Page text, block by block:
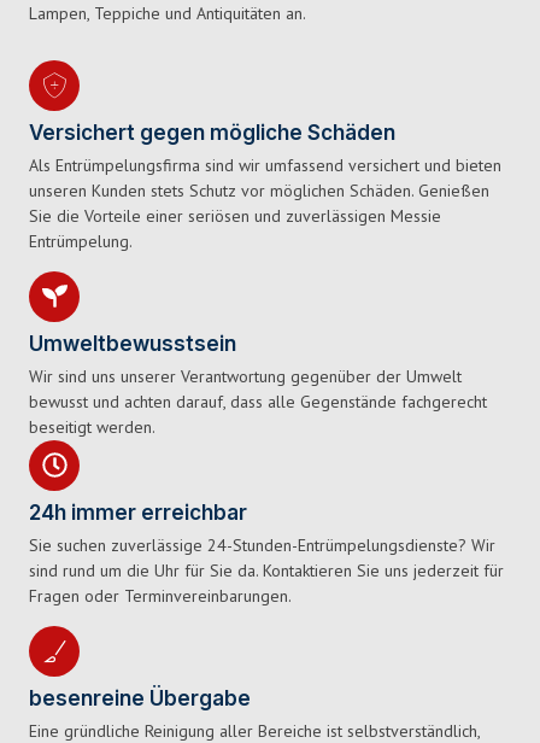
Lampen, Teppiche und Antiquitäten an.
Versichert gegen mögliche Schäden
Als Entrümpelungsfirma sind wir umfassend versichert und bieten
unseren Kunden stets Schutz vor möglichen Schäden. Genießen
Sie die Vorteile einer seriösen und zuverlässigen Messie
Entrümpelung.
Umweltbewusstsein
Wir sind uns unserer Verantwortung gegenüber der Umwelt
bewusst und achten darauf, dass alle Gegenstände fachgerecht
beseitigt werden.
24h immer erreichbar
Sie suchen zuverlässige 24-Stunden-Entrümpelungsdienste? Wir
sind rund um die Uhr für Sie da. Kontaktieren Sie uns jederzeit für
Fragen oder Terminvereinbarungen.
besenreine Übergabe
Eine gründliche Reinigung aller Bereiche ist selbstverständlich,